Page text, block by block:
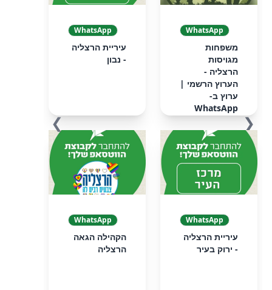
❮
WhatsApp
‏‏משפחות
מגויסות
הרצליה -
הערוץ הרשמי‏ |
ערוץ ב-
WhatsApp
WhatsApp
עיריית הרצליה
- נבון
WhatsApp
עיריית הרצליה
- ירוק בעיר
WhatsApp
הקהילה הגאה
הרצליה
❯